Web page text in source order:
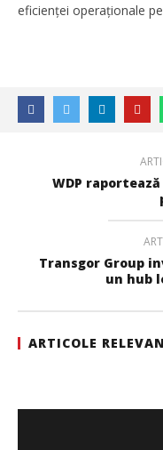
SAMEDAY a finalizat
eficienței operaționale
WDP
Transgor Group
un hub
ARTICOLE